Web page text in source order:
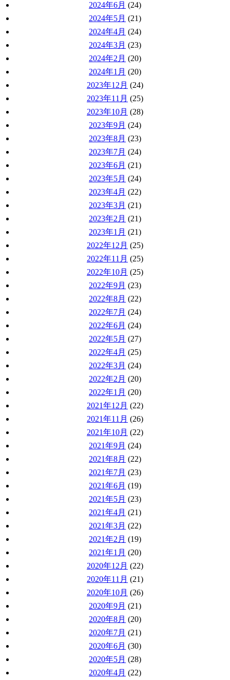
2024年6月 (24)
2024年5月 (21)
2024年4月 (24)
2024年3月 (23)
2024年2月 (20)
2024年1月 (20)
2023年12月 (24)
2023年11月 (25)
2023年10月 (28)
2023年9月 (24)
2023年8月 (23)
2023年7月 (24)
2023年6月 (21)
2023年5月 (24)
2023年4月 (22)
2023年3月 (21)
2023年2月 (21)
2023年1月 (21)
2022年12月 (25)
2022年11月 (25)
2022年10月 (25)
2022年9月 (23)
2022年8月 (22)
2022年7月 (24)
2022年6月 (24)
2022年5月 (27)
2022年4月 (25)
2022年3月 (24)
2022年2月 (20)
2022年1月 (20)
2021年12月 (22)
2021年11月 (26)
2021年10月 (22)
2021年9月 (24)
2021年8月 (22)
2021年7月 (23)
2021年6月 (19)
2021年5月 (23)
2021年4月 (21)
2021年3月 (22)
2021年2月 (19)
2021年1月 (20)
2020年12月 (22)
2020年11月 (21)
2020年10月 (26)
2020年9月 (21)
2020年8月 (20)
2020年7月 (21)
2020年6月 (30)
2020年5月 (28)
2020年4月 (22)